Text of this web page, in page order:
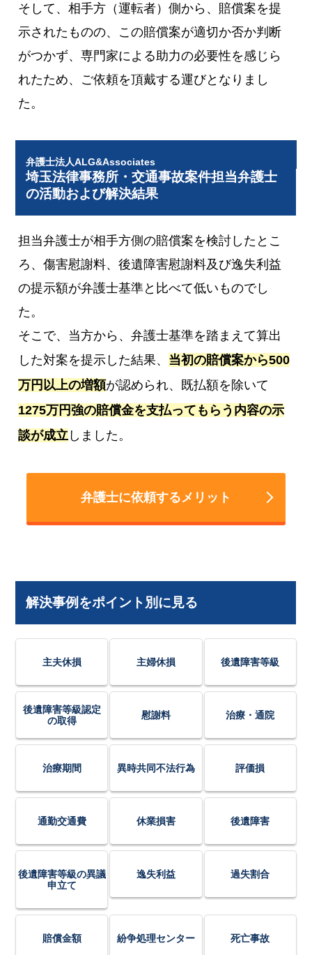
そして、相手方（運転者）側から、賠償案を提
示されたものの、この賠償案が適切か否か判断
がつかず、専門家による助力の必要性を感じら
れたため、ご依頼を頂戴する運びとなりまし
た。
弁護士法人ALG&Associates
埼玉法律事務所・交通事故案件担当弁護士
の活動および解決結果
担当弁護士が相手方側の賠償案を検討したとこ
ろ、傷害慰謝料、後遺障害慰謝料及び逸失利益
の提示額が弁護士基準と比べて低いものでし
た。
そこで、当方から、弁護士基準を踏まえて算出
した対案を提示した結果、 当初の賠償案から500
万円以上の増額が認められ、既払額を除いて
1275万円強の賠償金を支払ってもらう内容の示
談が成立 しました。
弁護士に依頼するメリット
解決事例をポイント別に見る
主夫休損 主婦休損 後遺障害等級
後遺障害等級認定
の取得
慰謝料 治療・通院
治療期間 異時共同不法行為 評価損
通勤交通費 休業損害 後遺障害
後遺障害等級の異議
申立て
逸失利益 過失割合
賠償金額 紛争処理センター 死亡事故